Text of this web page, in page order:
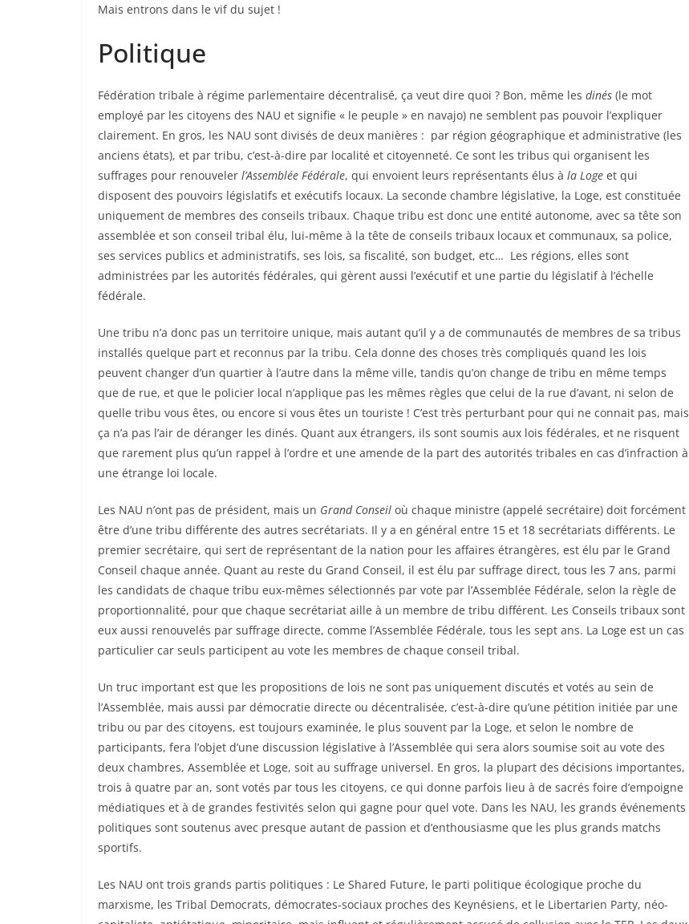
Mais entrons dans le vif du sujet !
Politique
Fédération tribale à régime parlementaire décentralisé, ça veut dire quoi ? Bon, même les dinés (le mot
employé par les citoyens des NAU et signifie « le peuple » en navajo) ne semblent pas pouvoir l’expliquer
clairement. En gros, les NAU sont divisés de deux manières : par région géographique et administrative (les
anciens états), et par tribu, c’est-à-dire par localité et citoyenneté. Ce sont les tribus qui organisent les
suffrages pour renouveler l’Assemblée Fédérale, qui envoient leurs représentants élus à la Loge et qui
disposent des pouvoirs législatifs et exécutifs locaux. La seconde chambre législative, la Loge, est constituée
uniquement de membres des conseils tribaux. Chaque tribu est donc une entité autonome, avec sa tête son
assemblée et son conseil tribal élu, lui-même à la tête de conseils tribaux locaux et communaux, sa police,
ses services publics et administratifs, ses lois, sa fiscalité, son budget, etc… Les régions, elles sont
administrées par les autorités fédérales, qui gèrent aussi l’exécutif et une partie du législatif à l’échelle
fédérale.
Une tribu n’a donc pas un territoire unique, mais autant qu’il y a de communautés de membres de sa tribus
installés quelque part et reconnus par la tribu. Cela donne des choses très compliqués quand les lois
peuvent changer d’un quartier à l’autre dans la même ville, tandis qu’on change de tribu en même temps
que de rue, et que le policier local n’applique pas les mêmes règles que celui de la rue d’avant, ni selon de
quelle tribu vous êtes, ou encore si vous êtes un touriste ! C’est très perturbant pour qui ne connait pas, mais
ça n’a pas l’air de déranger les dinés. Quant aux étrangers, ils sont soumis aux lois fédérales, et ne risquent
que rarement plus qu’un rappel à l’ordre et une amende de la part des autorités tribales en cas d’infraction à
une étrange loi locale.
Les NAU n’ont pas de président, mais un Grand Conseil où chaque ministre (appelé secrétaire) doit forcément
être d’une tribu différente des autres secrétariats. Il y a en général entre 15 et 18 secrétariats différents. Le
premier secrétaire, qui sert de représentant de la nation pour les affaires étrangères, est élu par le Grand
Conseil chaque année. Quant au reste du Grand Conseil, il est élu par suffrage direct, tous les 7 ans, parmi
les candidats de chaque tribu eux-mêmes sélectionnés par vote par l’Assemblée Fédérale, selon la règle de
proportionnalité, pour que chaque secrétariat aille à un membre de tribu différent. Les Conseils tribaux sont
eux aussi renouvelés par suffrage directe, comme l’Assemblée Fédérale, tous les sept ans. La Loge est un cas
particulier car seuls participent au vote les membres de chaque conseil tribal.
Un truc important est que les propositions de lois ne sont pas uniquement discutés et votés au sein de
l’Assemblée, mais aussi par démocratie directe ou décentralisée, c’est-à-dire qu’une pétition initiée par une
tribu ou par des citoyens, est toujours examinée, le plus souvent par la Loge, et selon le nombre de
participants, fera l’objet d’une discussion législative à l’Assemblée qui sera alors soumise soit au vote des
deux chambres, Assemblée et Loge, soit au suffrage universel. En gros, la plupart des décisions importantes,
trois à quatre par an, sont votés par tous les citoyens, ce qui donne parfois lieu à de sacrés foire d’empoigne
médiatiques et à de grandes festivités selon qui gagne pour quel vote. Dans les NAU, les grands événements
politiques sont soutenus avec presque autant de passion et d’enthousiasme que les plus grands matchs
sportifs.
Les NAU ont trois grands partis politiques : Le Shared Future, le parti politique écologique proche du
marxisme, les Tribal Democrats, démocrates-sociaux proches des Keynésiens, et le Libertarien Party, néo-